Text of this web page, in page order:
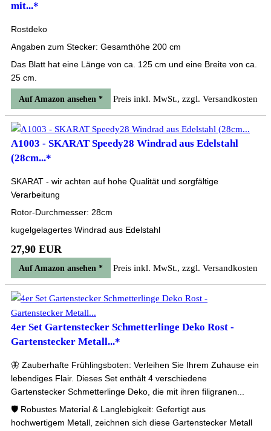
mit...*
Rostdeko
Angaben zum Stecker: Gesamthöhe 200 cm
Das Blatt hat eine Länge von ca. 125 cm und eine Breite von ca.
25 cm.
Auf Amazon ansehen * Preis inkl. MwSt., zzgl. Versandkosten
A1003 - SKARAT Speedy28 Windrad aus Edelstahl
(28cm...*
SKARAT - wir achten auf hohe Qualität und sorgfältige
Verarbeitung
Rotor-Durchmesser: 28cm
kugelgelagertes Windrad aus Edelstahl
27,90 EUR
Auf Amazon ansehen * Preis inkl. MwSt., zzgl. Versandkosten
4er Set Gartenstecker Schmetterlinge Deko Rost -
Gartenstecker Metall...*
🦋 Zauberhafte Frühlingsboten: Verleihen Sie Ihrem Zuhause ein
lebendiges Flair. Dieses Set enthält 4 verschiedene
Gartenstecker Schmetterlinge Deko, die mit ihren filigranen...
🛡️ Robustes Material & Langlebigkeit: Gefertigt aus
hochwertigem Metall, zeichnen sich diese Gartenstecker Metall